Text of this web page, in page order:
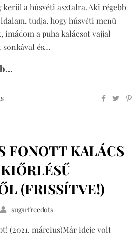
a húsvéti asztalra. Aki régebb
tudja, hogy húsvéti menü
imádom a puha kalácsot vajjal
sonkával és…
teljes
hatos
fonással
(fázisfotókkal)
című
bejegyzéshez
FONOTT KALÁCS
(FRISSÍTVE!)
sugarfreedots
(2021. március)Már ideje volt